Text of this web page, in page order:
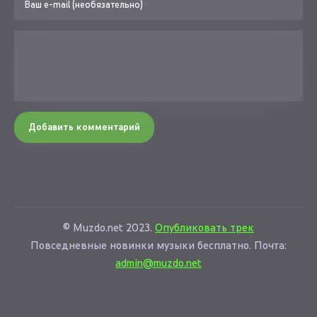
Добавить комментарий
© Muzdo.net 2023. Опубликовать трек
Повседневные новинки музыки бесплатно. Почта:
admin@muzdo.net